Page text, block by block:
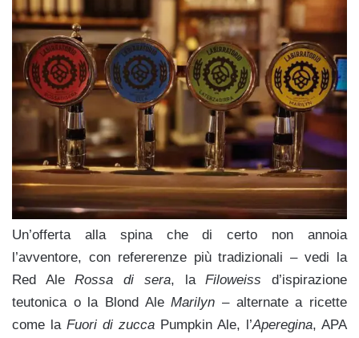
Un’offerta alla spina che di certo non annoia
l’avventore, con refererenze più tradizionali – vedi la
Red AleRossa di sera, laFiloweiss d’ispirazione
teutonica o la Blond AleMarilyn – alternate a ricette
come la Fuori di zucca Pumpkin Ale, l’Aperegina, APA